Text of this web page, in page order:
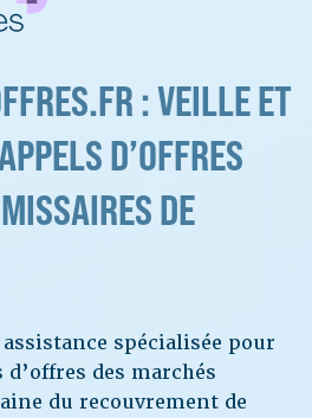
: VEILLE ET
D’OFFRES
DE
spécialisée pour
des marchés
du recouvrement de